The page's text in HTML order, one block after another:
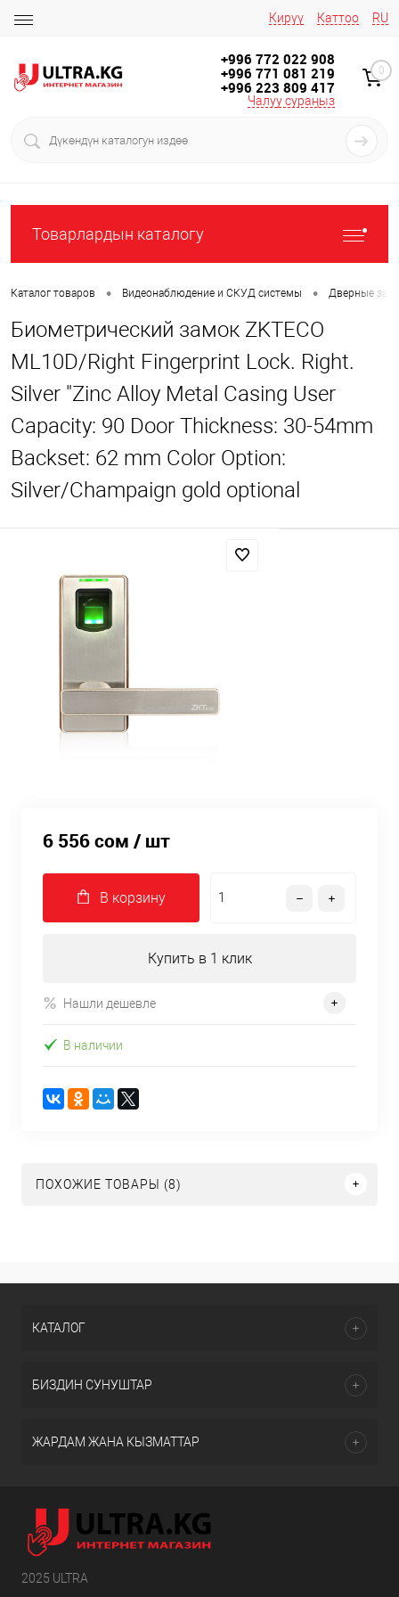
Кирүү Каттоо RU
+996 772 022 908
+996 771 081 219
+996 223 809 417
Чалуу сураңыз
0
Товарлардын каталогу
Каталог товаров • Видеонаблюдение и СКУД системы • Дверные
Биометрический замок ZKTECO
ML10D/Right Fingerprint Lock. Right.
Silver "Zinc Alloy Metal Casing User
Capacity: 90 Door Thickness: 30-54mm
Backset: 62 mm Color Option:
Silver/Champaign gold optional
6 556 сом / шт
В корзину
Купить в 1 клик
Нашли дешевле
В наличии
ПОХОЖИЕ ТОВАРЫ (8)
КАТАЛОГ
БИЗДИН СУНУШТАР
ЖАРДАМ ЖАНА КЫЗМАТТАР
2025 ULTRA